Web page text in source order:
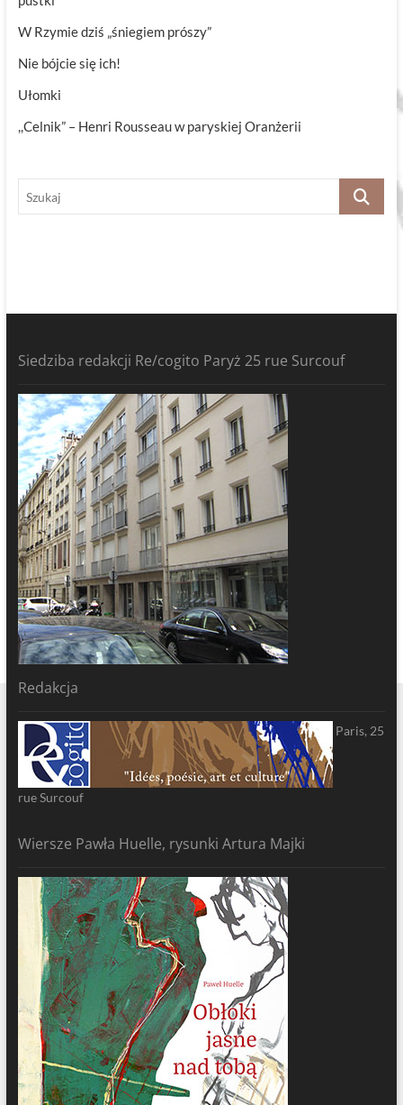
W Rzymie dziś „śniegiem prószy”
Nie bójcie się ich!
Ułomki
,,Celnik” – Henri Rousseau w paryskiej Oranżerii
Szukaj
Siedziba redakcji Re/cogito Paryż 25 rue Surcouf
Redakcja
Paris, 25
rue Surcouf
Wiersze Pawła Huelle, rysunki Artura Majki